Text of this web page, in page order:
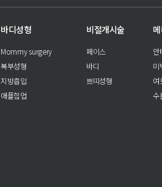
바디성형
Mommy surgery
복부성형
지방흡입
애플힙업
비절개시술
페이스
바디
쁘띠성형
안
미
여
수